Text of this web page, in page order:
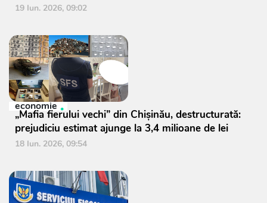
19 Iun. 2026, 09:02
economie
„Mafia fierului vechi” din Chișinău, destructurată:
prejudiciu estimat ajunge la 3,4 milioane de lei
18 Iun. 2026, 09:54